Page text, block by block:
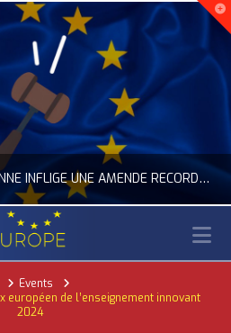
LA COMMISSION EUROPÉENNE INFLIGE UNE AMENDE RECORD À GOOGLE
LA REPRÉSENTATION D’OCCITANIE EUROPE, NUMÉRIQUE- DIGITAL
Events
européen de l’enseignement innovant
2024